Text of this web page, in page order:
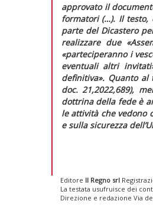
approvato il
formatori (…). Il testo,
parte del Dicastero
realizzare due
«parteciperanno i
eventuali altri invitati
definitiva». Quanto al
doc. 21,2022,689),
dottrina della fede è
le attività che vedono
e sulla sicurezza
Editore Il Regno srl
La testata usufruisce dei
Direzione e redazione Via del